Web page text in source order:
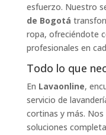
esfuerzo. Nuestro
de Bogotá
ropa, ofreciéndote
profesionales en
Todo lo que
En Lavaonline,
servicio de
cortinas y más.
soluciones